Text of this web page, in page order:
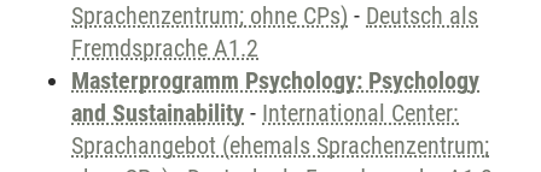
Sprachenzentrum; ohne CPs) - Deutsch als
Fremdsprache A1.2
Masterprogramm Psychology: Psychology
and Sustainability - International Center:
Sprachangebot (ehemals Sprachenzentrum;